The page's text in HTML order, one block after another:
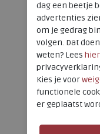
dag een beetje
advertenties
om je gedrag
volgen. Dat
weten? Lees hier
Kies je voor
functionele
er geplaatst